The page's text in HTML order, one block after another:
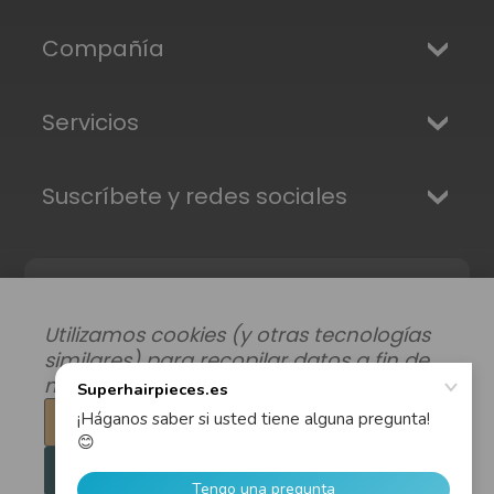
Compañía
Servicios
Suscríbete y redes sociales
Envíos, Devoluciones y Garantía | Privacidad |
Utilizamos cookies (y otras tecnologías
similares) para recopilar datos a fin de
mejorar su experiencia de compra.
Configuración
Rechazar todo